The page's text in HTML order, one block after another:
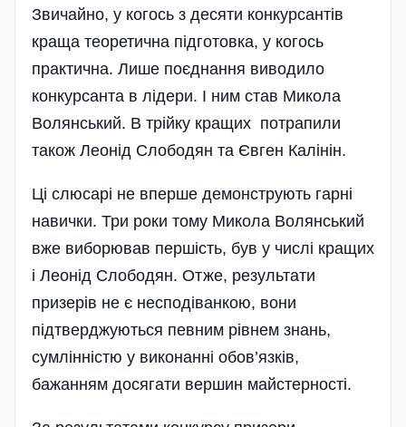
Звичайно, у когось з десяти конкурсантів
краща теоретична підготовка, у когось
практична. Лише поєднання виводило
конкурсанта в лідери. І ним став Микола
Волянський. В трійку кращих потрапили
також Леонід Слободян та Євген Калінін.
Ці слюсарі не вперше демонструють гарні
навички. Три роки тому Микола Волянський
вже виборював першість, був у числі кращих
і Леонід Слободян. Отже, результати
призерів не є несподіванкою, вони
підтверджуються певним рівнем знань,
сумлінністю у виконанні обов’язків,
бажанням досягати вершин майстерності.